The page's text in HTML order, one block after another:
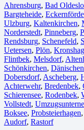
Ahrensburg, Bad
Bargteheide, Eckernförde
Ulzburg, Kaltenkirchen,
Norderstedt, Pinneberg,
Rendsburg, Schenefeld,
Uetersen, Plön,
Flintbek, Melsdorf,
Schönkirchen,
Dobersdorf, Ascheberg,
Achterwehr, Bredenbek,
Schierensee, Rodenbek,
Vollstedt,
Boksee, Probsteierhagen,
Audorf, Rastorf